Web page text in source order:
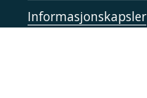
Informasjonskapsler